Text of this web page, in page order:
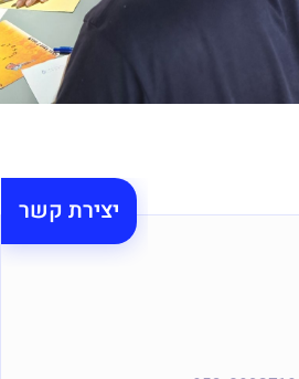
יצירת קשר